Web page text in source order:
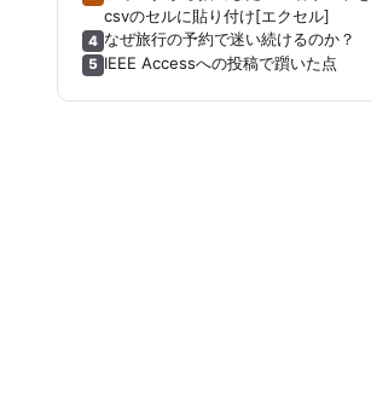
[Tensorboard]
csvのセルに貼り付け[エクセル]
4 なぜ旅行の予約で迷い続けるのか？
5 IEEE Accessへの投稿で躓いた点